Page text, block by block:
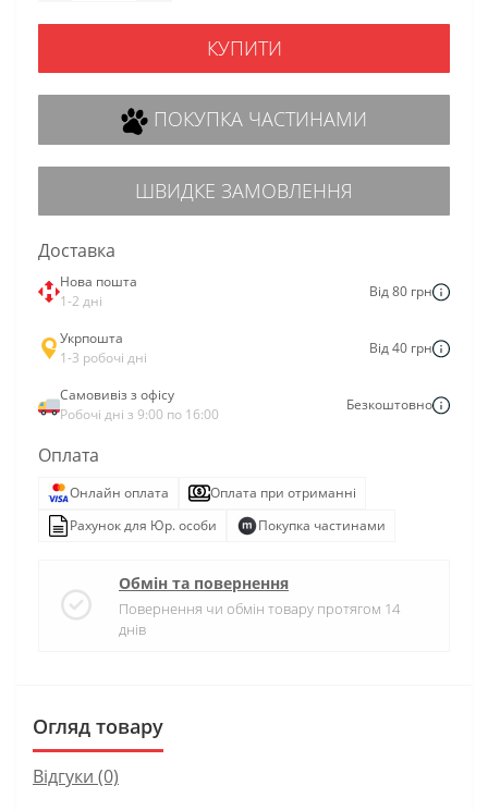
КУПИТИ
ПОКУПКА ЧАСТИНАМИ
ШВИДКЕ ЗАМОВЛЕННЯ
Доставка
Нова пошта
1-2 дні
Від 80 грн
Укрпошта
1-3 робочі дні
Від 40 грн
Самовивіз з офісу
Робочі дні з 9:00 по 16:00
Безкоштовно
Оплата
Онлайн оплата
Оплата при отриманні
Рахунок для Юр. особи
Покупка частинами
Обмін та повернення
Повернення чи обмін товару протягом 14
днів
Огляд товару
Відгуки (0)